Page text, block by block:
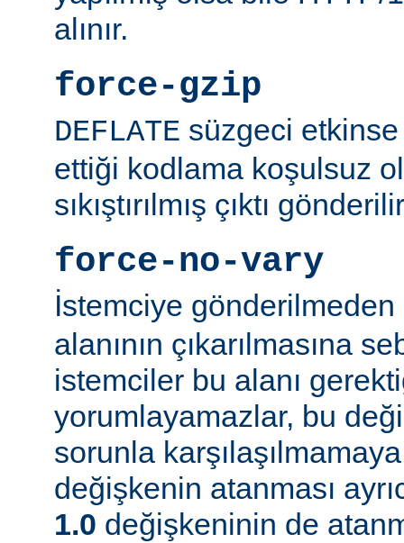
alınır.
force-gzip
DEFLATE süzgeci etkinse
ettiği kodlama koşulsuz
sıkıştırılmış çıktı
force-no-vary
İstemciye
alanının çıkarılmasına
istemciler bu alanı
yorumlayamazlar, bu
sorunla karşılaşılmamaya
değişkenin atanması
1.0 değişkeninin de